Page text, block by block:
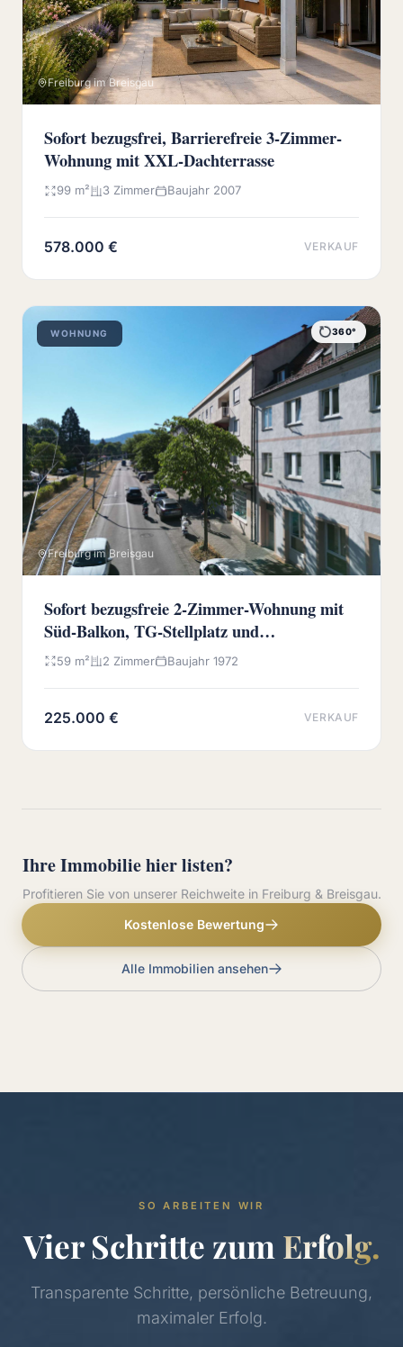
Freiburg im Breisgau
Sofort bezugsfrei, Barrierefreie 3-Zimmer-
Wohnung mit XXL-Dachterrasse
99 m² 3 Zimmer Baujahr 2007
578.000 € VERKAUF
WOHNUNG 360°
Freiburg im Breisgau
Sofort bezugsfreie 2-Zimmer-Wohnung mit
Süd-Balkon, TG-Stellplatz und
Wochenmarkt vor der Haustür
59 m² 2 Zimmer Baujahr 1972
225.000 € VERKAUF
Ihre Immobilie hier listen?
Profitieren Sie von unserer Reichweite in Freiburg & Breisgau.
Kostenlose Bewertung
Alle Immobilien ansehen
SO ARBEITEN WIR
Vier Schritte zum Erfolg.
Transparente Schritte, persönliche Betreuung,
maximaler Erfolg.